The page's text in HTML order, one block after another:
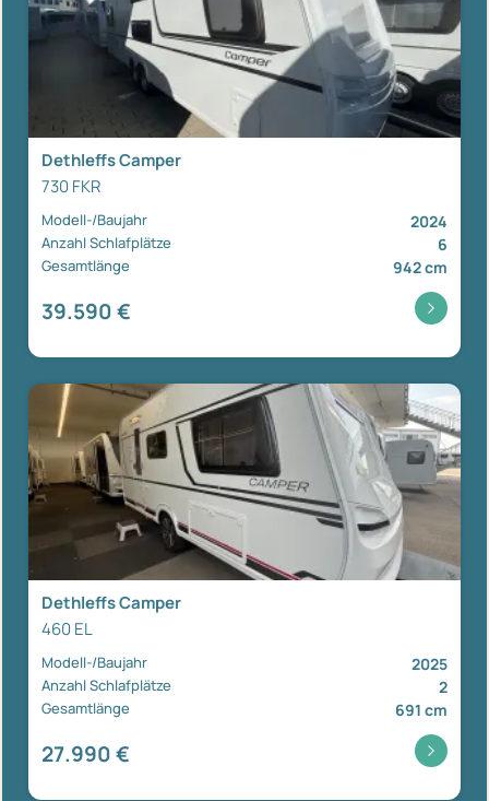
Dethleffs Camper
730 FKR
Modell-/Baujahr 2024
Anzahl Schlafplätze 6
Gesamtlänge 942 cm
39.590 €
Dethleffs Camper
460 EL
Modell-/Baujahr 2025
Anzahl Schlafplätze 2
Gesamtlänge 691 cm
27.990 €